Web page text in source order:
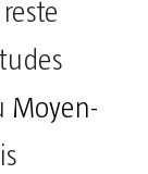
Moyen-